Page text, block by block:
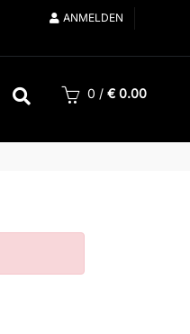
ANMELDEN
0 / € 0.00